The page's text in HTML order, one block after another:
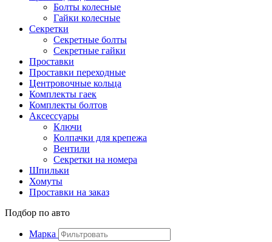
Болты колесные
Гайки колесные
Секретки
Секретные болты
Секретные гайки
Проставки
Проставки переходные
Центровочные кольца
Комплекты гаек
Комплекты болтов
Аксессуары
Ключи
Колпачки для крепежа
Вентили
Секретки на номера
Шпильки
Хомуты
Проставки на заказ
Подбор по авто
Марка